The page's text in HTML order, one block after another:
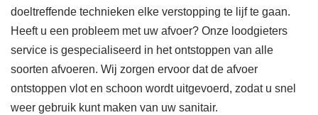
doeltreffende technieken elke verstopping te lijf te gaan.
Heeft u een probleem met uw afvoer? Onze loodgieters
service is gespecialiseerd in het ontstoppen van alle
soorten afvoeren. Wij zorgen ervoor dat de afvoer
ontstoppen vlot en schoon wordt uitgevoerd, zodat u snel
weer gebruik kunt maken van uw sanitair.